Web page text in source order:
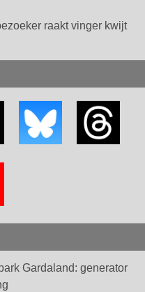
raakt vinger kwijt
Gardaland: generator